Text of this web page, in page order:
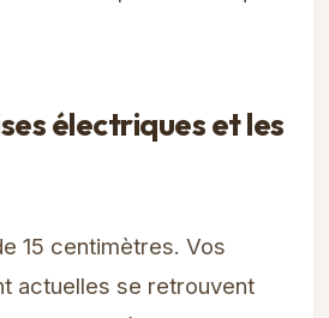
électriques et les
15 centimètres. Vos
actuelles se retrouvent